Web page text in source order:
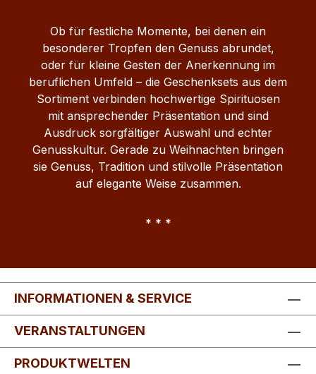
Ob für festliche Momente, bei denen ein
besonderer Tropfen den Genuss abrundet,
oder für kleine Gesten der Anerkennung im
beruflichen Umfeld – die Geschenksets aus dem
Sortiment verbinden hochwertige Spirituosen
mit ansprechender Präsentation und sind
Ausdruck sorgfältiger Auswahl und echter
Genusskultur. Gerade zu Weihnachten bringen
sie Genuss, Tradition und stilvolle Präsentation
auf elegante Weise zusammen.
* * *
INFORMATIONEN & SERVICE
VERANSTALTUNGEN
PRODUKTWELTEN